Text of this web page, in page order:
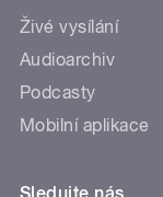
Živé vysílání
Audioarchiv
Podcasty
Mobilní aplikace